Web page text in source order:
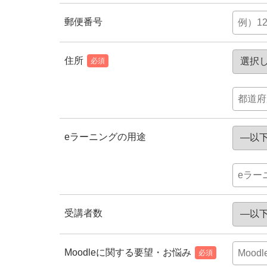
郵便番号
住所 必須
eラーニングの用途
受講者数
Moodleに関する要望・お悩み 必須